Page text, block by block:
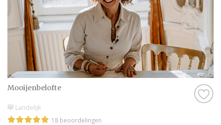
Mooijenbelofte
Landelijk
18 beoordelingen